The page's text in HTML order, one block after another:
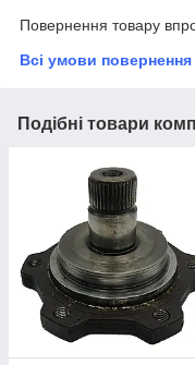
Повернення товару
Всі умови повернення
Подібні товари